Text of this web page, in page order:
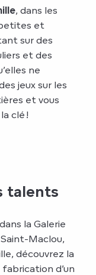
, dans les
et
sur des
et des
ne
jeux sur les
et vous
clé !
talents
la Galerie
Maclou,
découvrez la
d’un